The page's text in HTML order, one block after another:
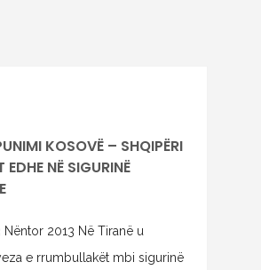
KOSOVË – SHQIPËRI
EDHE NË SIGURINË
Nëntor 2013 Në Tiranë u
e rrumbullakët mbi sigurinë